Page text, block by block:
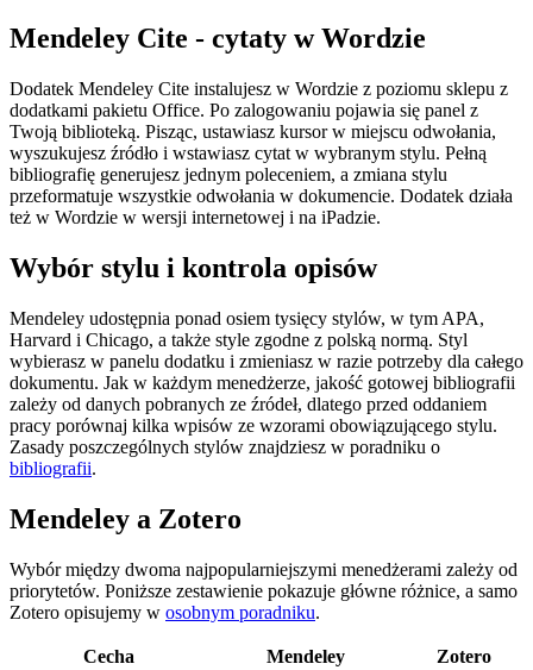
Mendeley Cite - cytaty w Wordzie
Dodatek Mendeley Cite instalujesz w Wordzie z poziomu sklepu z
dodatkami pakietu Office. Po zalogowaniu pojawia się panel z
Twoją biblioteką. Pisząc, ustawiasz kursor w miejscu odwołania,
wyszukujesz źródło i wstawiasz cytat w wybranym stylu. Pełną
bibliografię generujesz jednym poleceniem, a zmiana stylu
przeformatuje wszystkie odwołania w dokumencie. Dodatek działa
też w Wordzie w wersji internetowej i na iPadzie.
Wybór stylu i kontrola opisów
Mendeley udostępnia ponad osiem tysięcy stylów, w tym APA,
Harvard i Chicago, a także style zgodne z polską normą. Styl
wybierasz w panelu dodatku i zmieniasz w razie potrzeby dla całego
dokumentu. Jak w każdym menedżerze, jakość gotowej bibliografii
zależy od danych pobranych ze źródeł, dlatego przed oddaniem
pracy porównaj kilka wpisów ze wzorami obowiązującego stylu.
Zasady poszczególnych stylów znajdziesz w poradniku o
bibliografii.
Mendeley a Zotero
Wybór między dwoma najpopularniejszymi menedżerami zależy od
priorytetów. Poniższe zestawienie pokazuje główne różnice, a samo
Zotero opisujemy w osobnym poradniku.
Cecha Mendeley
Zotero